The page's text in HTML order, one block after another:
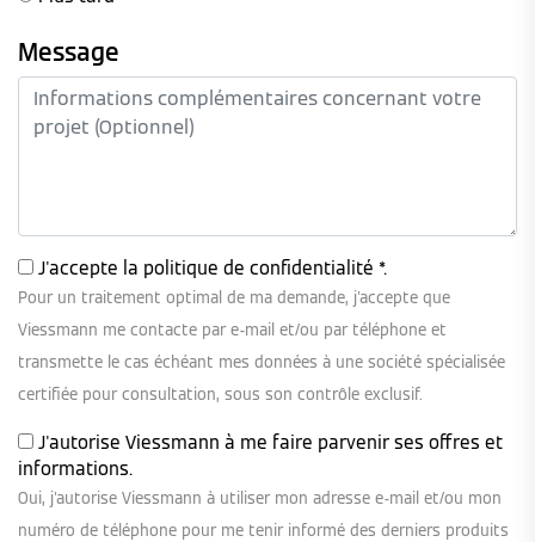
Message
J'accepte la politique de confidentialité *.
Pour un traitement optimal de ma demande, j'accepte que
Viessmann me contacte par e-mail et/ou par téléphone et
transmette le cas échéant mes données à une société spécialisée
certifiée pour consultation, sous son contrôle exclusif.
J'autorise Viessmann à me faire parvenir ses offres et
informations.
Oui, j'autorise Viessmann à utiliser mon adresse e-mail et/ou mon
numéro de téléphone pour me tenir informé des derniers produits